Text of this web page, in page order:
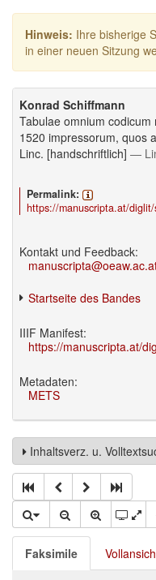
Hinweis: Ihre bisherige
in einer neuen Sitzung
Konrad Schiffmann
Tabulae omnium
1520 impressorum, quos
Linc. [handschriftlich] —
Permalink:
https://manuscripta.at/
Kontakt und Feedback:
Startseite des Bandes
IIIF Manifest:
https://manuscripta.at/
Metadaten:
METS
Inhaltsverz. u.
Faksimile